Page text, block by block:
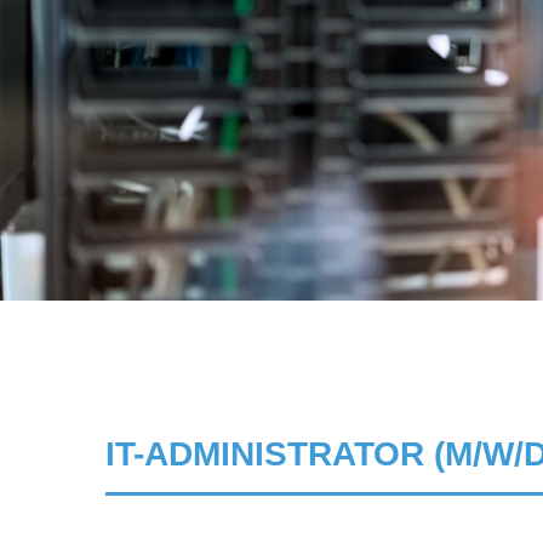
IT-ADMINISTRATOR (M/W/